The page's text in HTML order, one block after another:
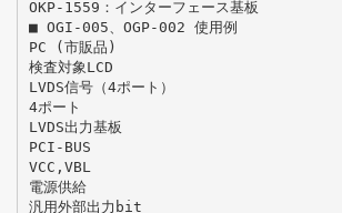
OKP-1559：インターフェース基板
■ OGI-005、OGP-002 使用例
PC (市販品)
検査対象LCD
LVDS信号（4ポート）
4ポート
LVDS出力基板
PCI-BUS
VCC,VBL
電源供給
汎用外部出力bit